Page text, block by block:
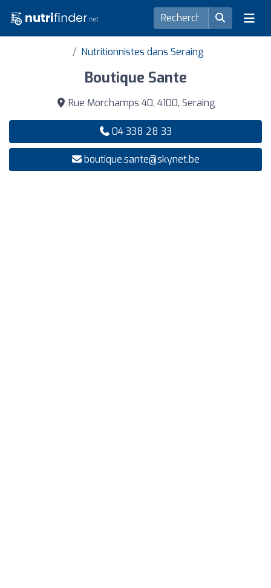
Nutritionnistes dans Seraing
Boutique Sante
Rue Morchamps 40, 4100, Seraing
04 338 28 33
boutique.sante@skynet.be